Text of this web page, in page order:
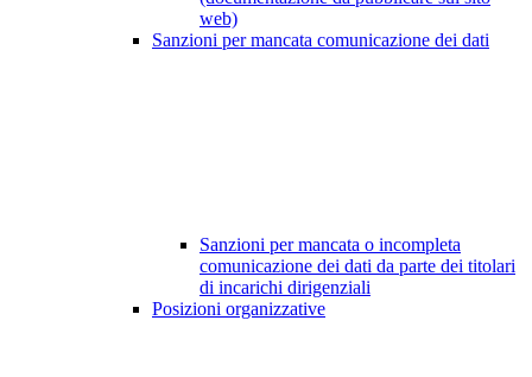
web)
Sanzioni per mancata comunicazione dei dati
Sanzioni per mancata o incompleta
comunicazione dei dati da parte dei titolari
di incarichi dirigenziali
Posizioni organizzative